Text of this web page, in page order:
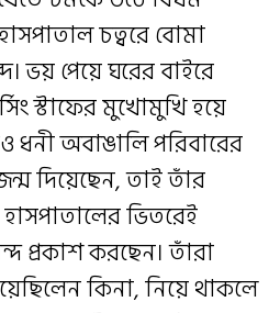
চত্বরে বোমা
ভয় পেয়ে ঘরের বাইরে
স্টাফের মুখোমুখি হয়ে
অবাঙালি পরিবারের
দিয়েছেন, তাই তাঁর
ভিতরেই
প্রকাশ করছেন। তাঁরা
কিনা, নিয়ে থাকলে